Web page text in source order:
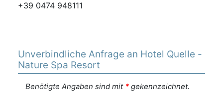
+39 0474 948111
Unverbindliche Anfrage an Hotel Quelle -
Nature Spa Resort
Benötigte Angaben sind mit *gekennzeichnet.